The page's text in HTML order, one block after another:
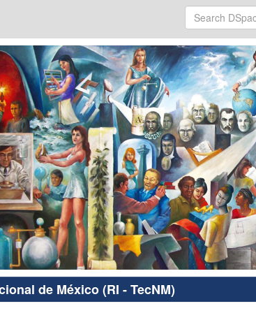
de México (RI - TecNM)